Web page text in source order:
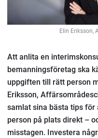
Elin Eriksson,
Att anlita en
bemanningsföretag ska
uppgiften till rätt person
Eriksson,
samlat sina bästa tips
person på plats direkt –
misstagen. Investera